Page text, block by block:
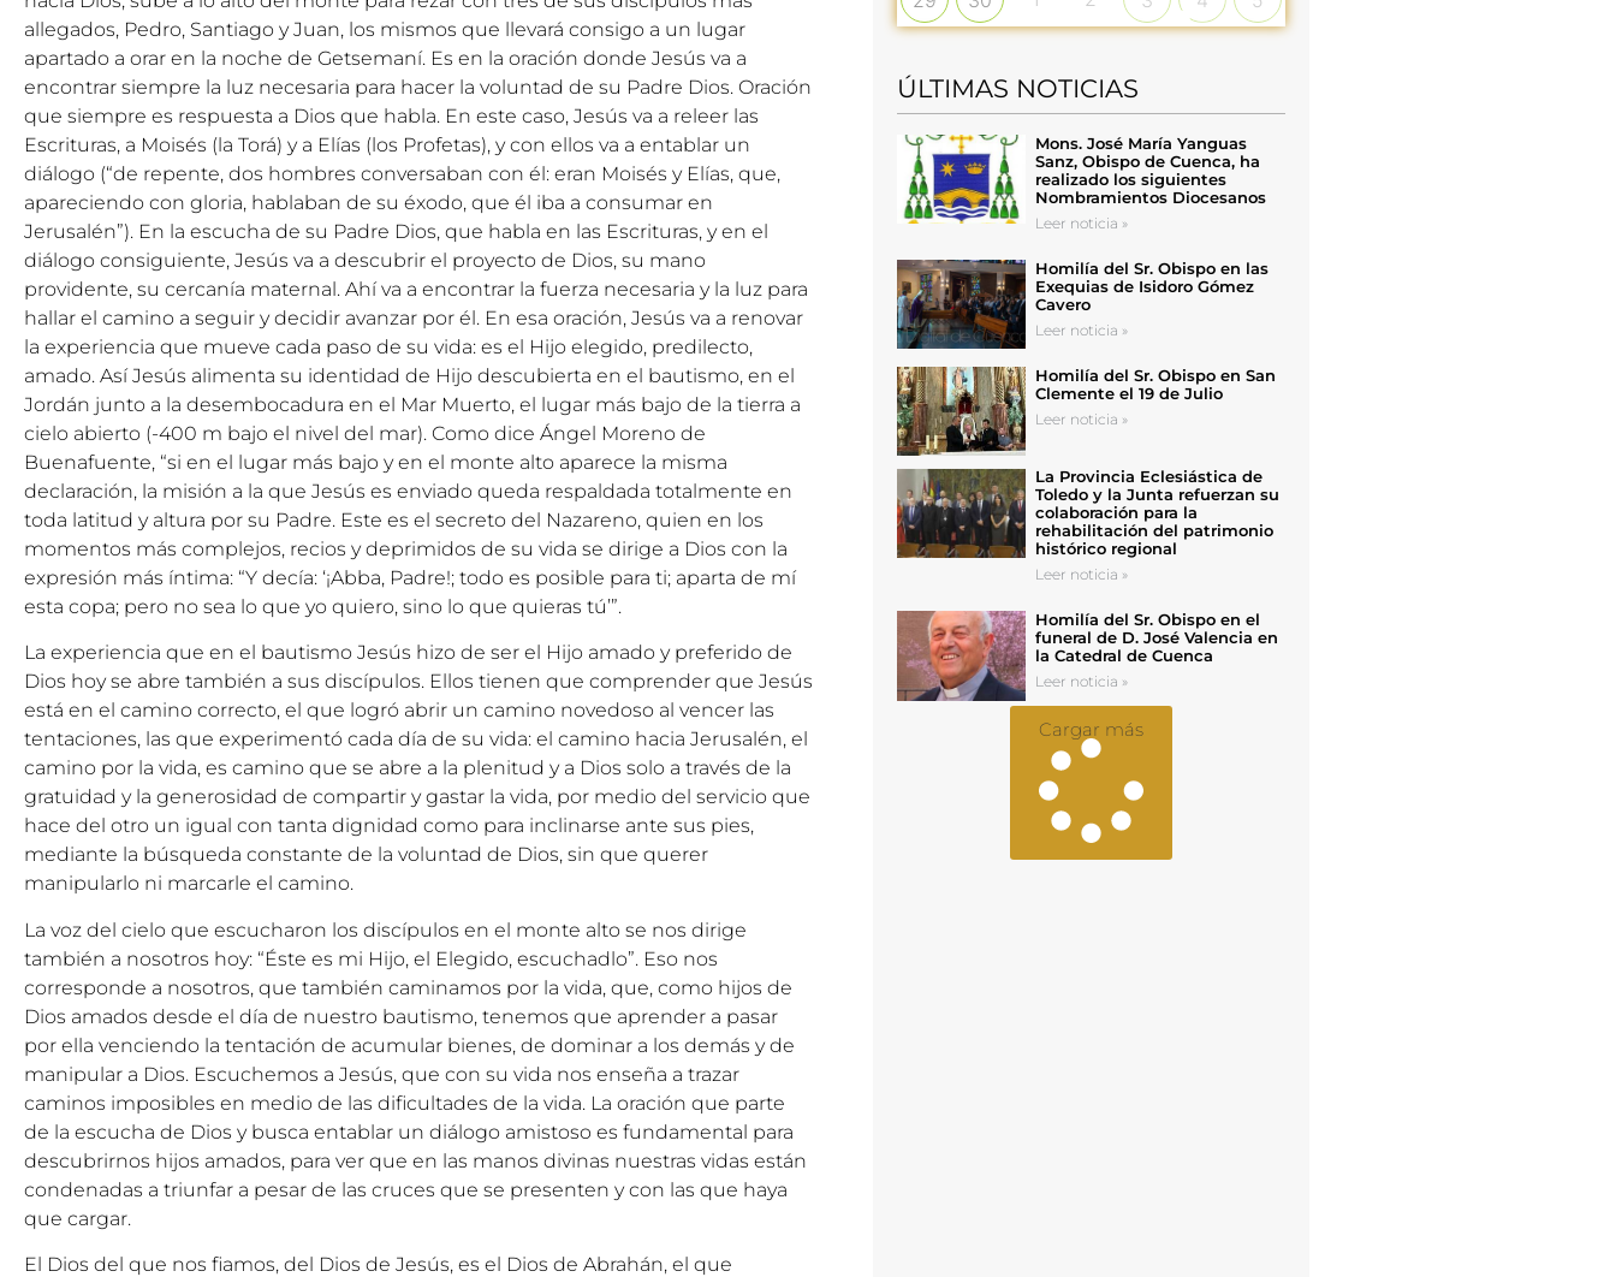
allegados, Pedro, Santiago y Juan, los mismos que llevará consigo a un lugar
apartado a orar en la noche de Getsemaní. Es en la oración donde Jesús va a
encontrar siempre la luz necesaria para hacer la voluntad de su Padre Dios. Oración
que siempre es respuesta a Dios que habla. En este caso, Jesús va a releer las
Escrituras, a Moisés (la Torá) y a Elías (los Profetas), y con ellos va a entablar un
diálogo (“de repente, dos hombres conversaban con él: eran Moisés y Elías, que,
apareciendo con gloria, hablaban de su éxodo, que él iba a consumar en
Jerusalén”). En la escucha de su Padre Dios, que habla en las Escrituras, y en el
diálogo consiguiente, Jesús va a descubrir el proyecto de Dios, su mano
providente, su cercanía maternal. Ahí va a encontrar la fuerza necesaria y la luz para
hallar el camino a seguir y decidir avanzar por él. En esa oración, Jesús va a renovar
la experiencia que mueve cada paso de su vida: es el Hijo elegido, predilecto,
amado. Así Jesús alimenta su identidad de Hijo descubierta en el bautismo, en el
Jordán junto a la desembocadura en el Mar Muerto, el lugar más bajo de la tierra a
cielo abierto (-400 m bajo el nivel del mar). Como dice Ángel Moreno de
Buenafuente, “si en el lugar más bajo y en el monte alto aparece la misma
declaración, la misión a la que Jesús es enviado queda respaldada totalmente en
toda latitud y altura por su Padre. Este es el secreto del Nazareno, quien en los
momentos más complejos, recios y deprimidos de su vida se dirige a Dios con la
expresión más íntima: “Y decía: ‘¡Abba, Padre!; todo es posible para ti; aparta de mí
esta copa; pero no sea lo que yo quiero, sino lo que quieras tú’”.
La experiencia que en el bautismo Jesús hizo de ser el Hijo amado y preferido de
Dios hoy se abre también a sus discípulos. Ellos tienen que comprender que Jesús
está en el camino correcto, el que logró abrir un camino novedoso al vencer las
tentaciones, las que experimentó cada día de su vida: el camino hacia Jerusalén, el
camino por la vida, es camino que se abre a la plenitud y a Dios solo a través de la
gratuidad y la generosidad de compartir y gastar la vida, por medio del servicio que
hace del otro un igual con tanta dignidad como para inclinarse ante sus pies,
mediante la búsqueda constante de la voluntad de Dios, sin que querer
manipularlo ni marcarle el camino.
La voz del cielo que escucharon los discípulos en el monte alto se nos dirige
también a nosotros hoy: “Éste es mi Hijo, el Elegido, escuchadlo”. Eso nos
corresponde a nosotros, que también caminamos por la vida, que, como hijos de
Dios amados desde el día de nuestro bautismo, tenemos que aprender a pasar
por ella venciendo la tentación de acumular bienes, de dominar a los demás y de
manipular a Dios. Escuchemos a Jesús, que con su vida nos enseña a trazar
caminos imposibles en medio de las dificultades de la vida. La oración que parte
de la escucha de Dios y busca entablar un diálogo amistoso es fundamental para
descubrirnos hijos amados, para ver que en las manos divinas nuestras vidas están
condenadas a triunfar a pesar de las cruces que se presenten y con las que haya
que cargar.
El Dios del que nos fiamos, del Dios de Jesús, es el Dios de Abrahán, el que
ÚLTIMAS NOTICIAS
Mons. José María Yanguas
Sanz, Obispo de Cuenca, ha
realizado los siguientes
Nombramientos Diocesanos
Leer noticia »
Homilía del Sr. Obispo en las
Exequias de Isidoro Gómez
Cavero
Leer noticia »
Homilía del Sr. Obispo en San
Clemente el 19 de Julio
Leer noticia »
La Provincia Eclesiástica de
Toledo y la Junta refuerzan su
colaboración para la
rehabilitación del patrimonio
histórico regional
Leer noticia »
Homilía del Sr. Obispo en el
funeral de D. José Valencia en
la Catedral de Cuenca
Leer noticia »
Cargar más